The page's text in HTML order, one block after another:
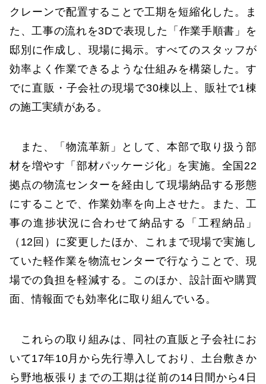
クレーンで配置することで工期を短縮化した。ま
た、工事の流れを3Dで表現した「作業手順書」を
邸別に作成し、現場に掲示。すべてのスタッフが
効率よく作業できるような仕組みを構築した。す
でに直販・子会社の現場で30棟以上、販社で1棟
の施工実績がある。
また、「物流革新」として、本部で取り扱う部
材を増やす「部材パッケージ化」を実施。全国22
拠点の物流センターを経由して現場納品する形態
にすることで、作業効率を向上させた。また、工
事の進捗状況に合わせて納品する「工程納品」
（12回）に変更したほか、これまで現場で実施し
ていた軽作業を物流センターで行なうことで、現
場での負担を軽減する。このほか、設計面や購買
面、情報面でも効率化に取り組んでいる。
これらの取り組みは、同社の直販と子会社にお
いて17年10月から先行導入しており、土台敷きか
ら野地板張りまでの工期は従前の14日間から4日